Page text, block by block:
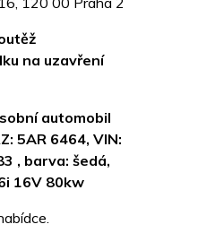
na uzavření
automobil
5AR 6464, VIN:
, barva: šedá,
16V 80kw